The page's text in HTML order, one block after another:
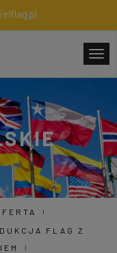
FLAG Z